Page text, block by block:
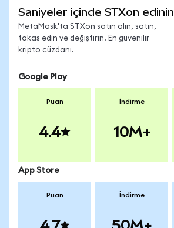
Saniyeler içinde STXon edinin
MetaMask'ta STXon satın alın, satın,
takas edin ve değiştirin. En güvenilir
kripto cüzdanı.
Google Play
Puan
4.4
İndirme
10M+
App Store
Puan İndirme